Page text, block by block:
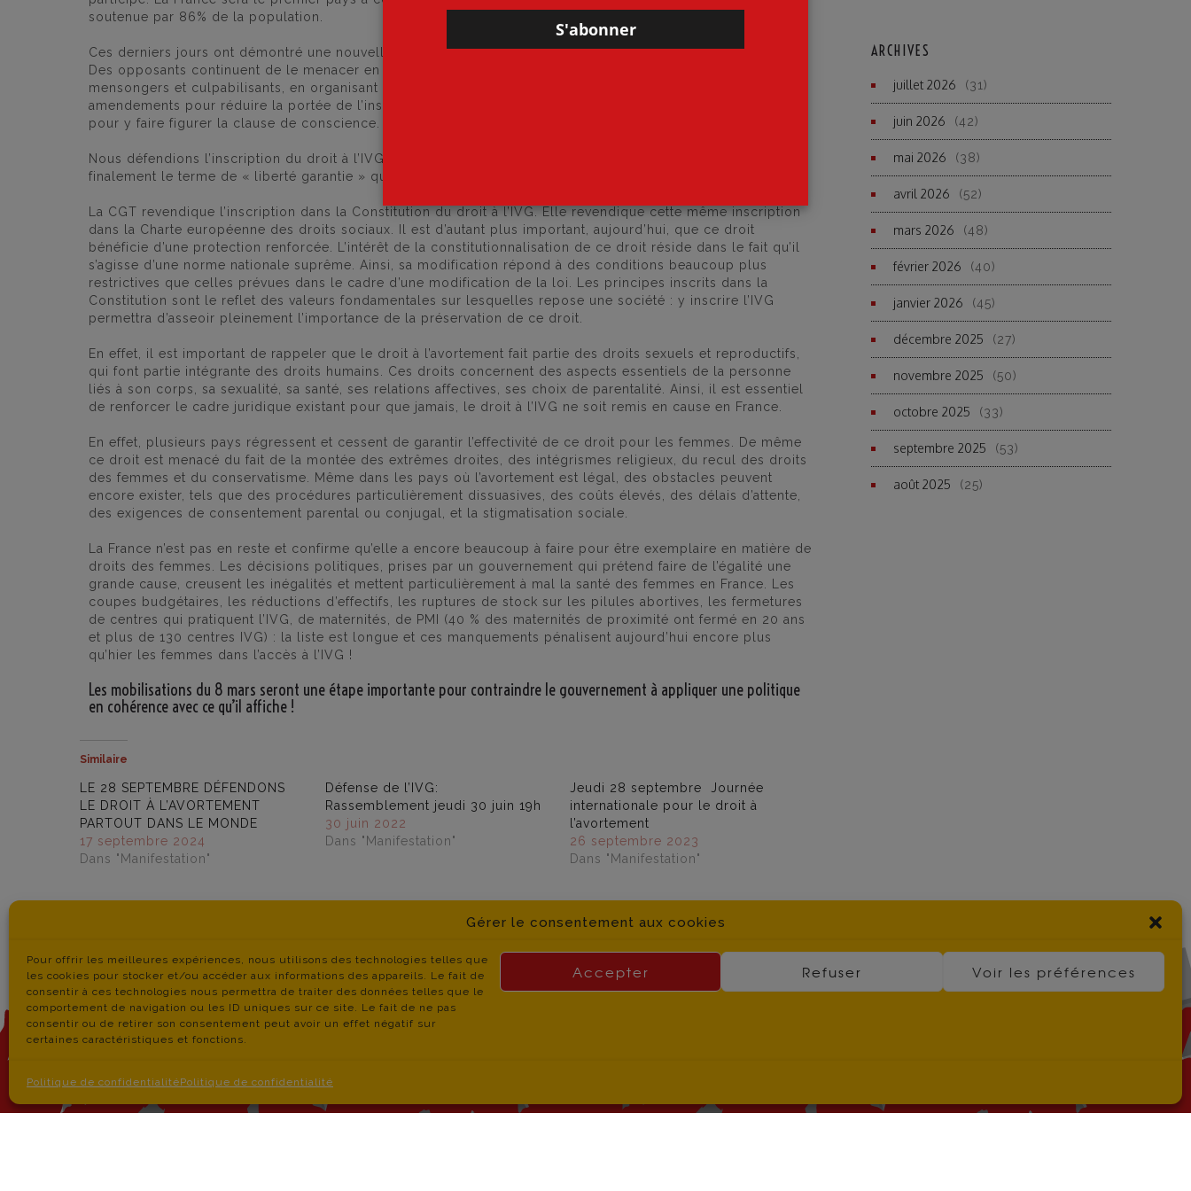
Gérer le consentement aux cookies
Pour offrir les meilleures expériences, nous utilisons des technologies telles que
les cookies pour stocker et/ou accéder aux informations des appareils. Le fait de
consentir à ces technologies nous permettra de traiter des données telles que le
comportement de navigation ou les ID uniques sur ce site. Le fait de ne pas
consentir ou de retirer son consentement peut avoir un effet négatif sur
certaines caractéristiques et fonctions.
Accepter Refuser Voir les préférences
Politique de confidentialitéPolitique de confidentialité
soutenue par 86% de la population.
Ces derniers jours ont démontré une nouvelle fois l’importance de cette lutte pour le droit à l’avortement.
Des opposants continuent de le menacer en faisant de la désinformation, en diffusant des messages
mensongers et culpabilisants, en organisant des manifestations. Qui plus est, des sénateurs portaient des
amendements pour réduire la portée de l’inscription dans la Constitution en retirant le terme « garantie » et
pour y faire figurer la clause de conscience.
Nous défendions l’inscription du droit à l’IVG dans la Constitution qui aurait été plus protectrice. C’est
finalement le terme de « liberté garantie » qui a été retenu par les parlementaires.
La CGT revendique l’inscription dans la Constitution du droit à l’IVG. Elle revendique cette même inscription
dans la Charte européenne des droits sociaux. Il est d’autant plus important, aujourd’hui, que ce droit
bénéficie d’une protection renforcée. L’intérêt de la constitutionnalisation de ce droit réside dans le fait qu’il
s’agisse d’une norme nationale suprême. Ainsi, sa modification répond à des conditions beaucoup plus
restrictives que celles prévues dans le cadre d’une modification de la loi. Les principes inscrits dans la
Constitution sont le reflet des valeurs fondamentales sur lesquelles repose une société : y inscrire l’IVG
permettra d’asseoir pleinement l’importance de la préservation de ce droit.
En effet, il est important de rappeler que le droit à l’avortement fait partie des droits sexuels et reproductifs,
qui font partie intégrante des droits humains. Ces droits concernent des aspects essentiels de la personne
liés à son corps, sa sexualité, sa santé, ses relations affectives, ses choix de parentalité. Ainsi, il est essentiel
de renforcer le cadre juridique existant pour que jamais, le droit à l’IVG ne soit remis en cause en France.
En effet, plusieurs pays régressent et cessent de garantir l’effectivité de ce droit pour les femmes. De même
ce droit est menacé du fait de la montée des extrêmes droites, des intégrismes religieux, du recul des droits
des femmes et du conservatisme. Même dans les pays où l’avortement est légal, des obstacles peuvent
encore exister, tels que des procédures particulièrement dissuasives, des coûts élevés, des délais d’attente,
des exigences de consentement parental ou conjugal, et la stigmatisation sociale.
La France n’est pas en reste et confirme qu’elle a encore beaucoup à faire pour être exemplaire en matière de
droits des femmes. Les décisions politiques, prises par un gouvernement qui prétend faire de l’égalité une
grande cause, creusent les inégalités et mettent particulièrement à mal la santé des femmes en France. Les
coupes budgétaires, les réductions d’effectifs, les ruptures de stock sur les pilules abortives, les fermetures
de centres qui pratiquent l’IVG, de maternités, de PMI (40 % des maternités de proximité ont fermé en 20 ans
et plus de 130 centres IVG) : la liste est longue et ces manquements pénalisent aujourd’hui encore plus
qu’hier les femmes dans l’accès à l’IVG !
Les mobilisations du 8 mars seront une étape importante pour contraindre le gouvernement à appliquer une politique
en cohérence avec ce qu’il affiche !
Similaire
LE 28 SEPTEMBRE DÉFENDONS
LE DROIT À L’AVORTEMENT
PARTOUT DANS LE MONDE
17 septembre 2024
Dans "Manifestation"
Défense de l’IVG:
Rassemblement jeudi 30 juin 19h
30 juin 2022
Dans "Manifestation"
Jeudi 28 septembre Journée
internationale pour le droit à
l’avortement
26 septembre 2023
Dans "Manifestation"
ARCHIVES
juillet 2026 (31)
juin 2026 (42)
mai 2026 (38)
avril 2026 (52)
mars 2026 (48)
février 2026 (40)
janvier 2026 (45)
décembre 2025 (27)
novembre 2025 (50)
octobre 2025 (33)
septembre 2025 (53)
août 2025 (25)